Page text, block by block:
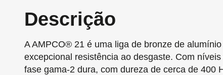
Descrição
A AMPCO® 21 é uma liga de bronze de
excepcional resistência ao desgaste. Com
fase gama-2 dura, com dureza de cerca de 400